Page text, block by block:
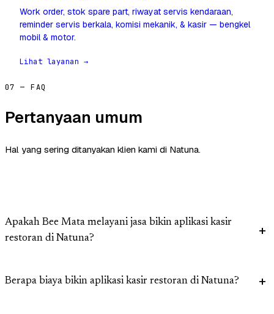
Work order, stok spare part, riwayat servis kendaraan,
reminder servis berkala, komisi mekanik, & kasir — bengkel
mobil & motor.
Lihat layanan →
07 — FAQ
Pertanyaan umum
Hal yang sering ditanyakan klien kami di Natuna.
Apakah Bee Mata melayani jasa bikin aplikasi kasir
restoran di Natuna?
Berapa biaya bikin aplikasi kasir restoran di Natuna?